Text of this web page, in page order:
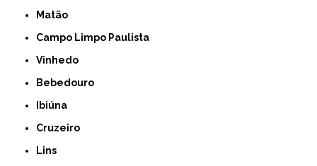
Matão
Campo Limpo Paulista
Vinhedo
Bebedouro
Ibiúna
Cruzeiro
Lins